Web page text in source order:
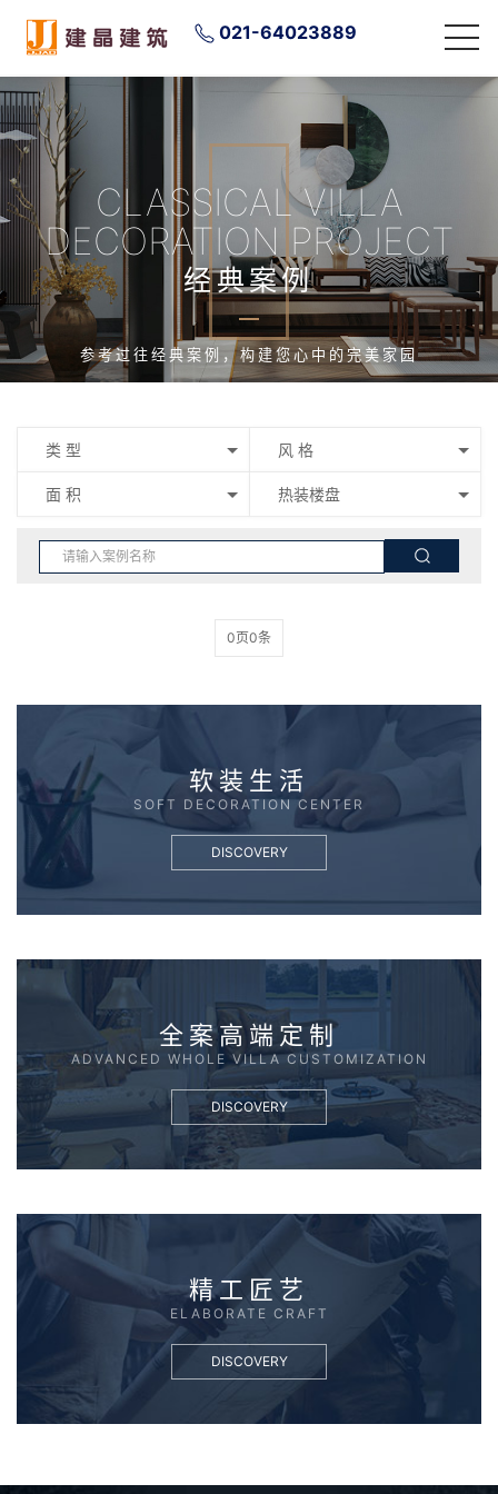
021-64023889
CLASSICAL VILLA
DECORATION PROJECT
经典案例
参考过往经典案例，构建您心中的完美家园
类 型 风 格
面 积 热装楼盘
0页0条
软装生活
SOFT DECORATION CENTER
DISCOVERY
全案高端定制
ADVANCED WHOLE VILLA CUSTOMIZATION
DISCOVERY
精工匠艺
ELABORATE CRAFT
DISCOVERY